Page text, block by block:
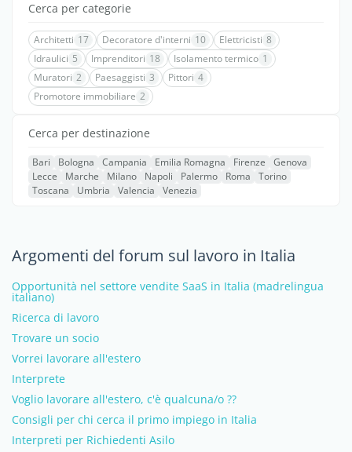
Cerca per categorie
Architetti 17 Decoratore d'interni 10 Elettricisti 8
Idraulici 5 Imprenditori 18 Isolamento termico 1
Muratori 2 Paesaggisti 3 Pittori 4
Promotore immobiliare 2
Cerca per destinazione
Bari Bologna Campania Emilia Romagna Firenze
Genova
Lecce
Marche Milano Napoli Palermo Roma
Torino
Toscana
Umbria Valencia Venezia
Argomenti del forum sul lavoro in Italia
Opportunità nel settore vendite SaaS in Italia (madrelingua
italiano)
Ricerca di lavoro
Trovare un socio
Vorrei lavorare all'estero
Interprete
Voglio lavorare all'estero, c'è qualcuna/o ??
Consigli per chi cerca il primo impiego in Italia
Interpreti per Richiedenti Asilo